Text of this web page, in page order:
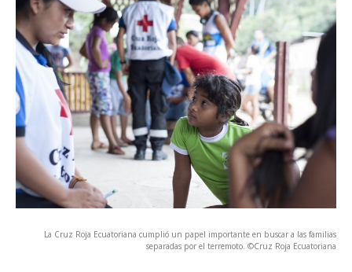
La Cruz Roja Ecuatoriana cumplió un papel importante en buscar a las familias
separadas por el terremoto. ©Cruz Roja Ecuatoriana